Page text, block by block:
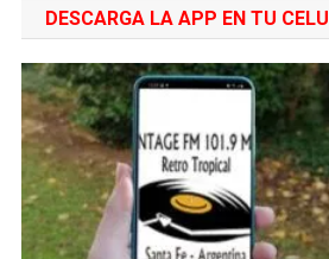
DESCARGA LA APP EN TU CELU